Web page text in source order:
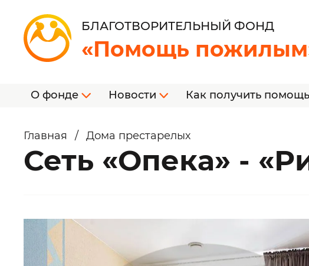
БЛАГОТВОРИТЕЛЬНЫЙ ФОНД
«Помощь
О фонде Новости Как получить помощь
Главная / Дома престарелых
Сеть «Опека» -